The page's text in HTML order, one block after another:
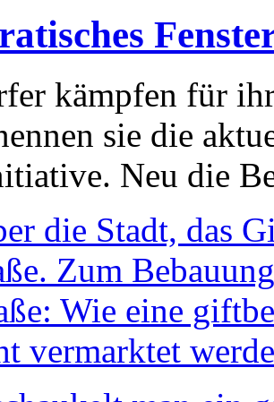
kämpfen für
sie die
Neu die
die Stadt, das
Zum
Wie eine
vermarktet